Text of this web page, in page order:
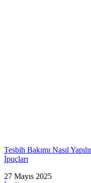
Tesbih Bakımı Nasıl
İpuçları
27 Mayıs 2025